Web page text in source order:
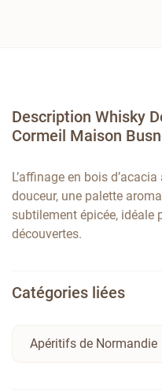
Description Whisky
Cormeil Maison
L’affinage en bois
douceur, une palette
subtilement épicée, idéale
découvertes.
Catégories liées
Apéritifs de Normandie